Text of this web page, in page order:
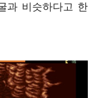
과 비슷하다고 한